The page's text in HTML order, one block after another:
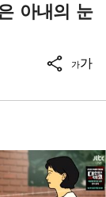
아내의 눈
가가